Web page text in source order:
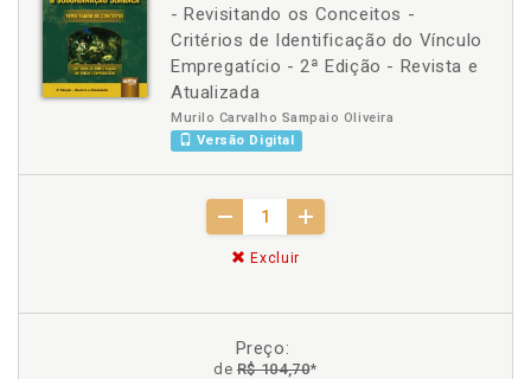
- Revisitando os Conceitos -
Critérios de Identificação do Vínculo
Empregatício - 2ª Edição - Revista e
Atualizada
Murilo Carvalho Sampaio Oliveira
Versão Digital
Excluir
Preço:
deR$ 104,70*